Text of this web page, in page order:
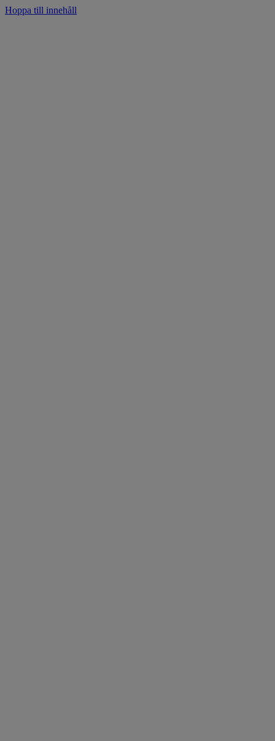
Hoppa till innehåll